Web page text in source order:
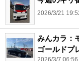
2026/3/21
みんカラ：
ゴールドプ
2026/3/7 06:56